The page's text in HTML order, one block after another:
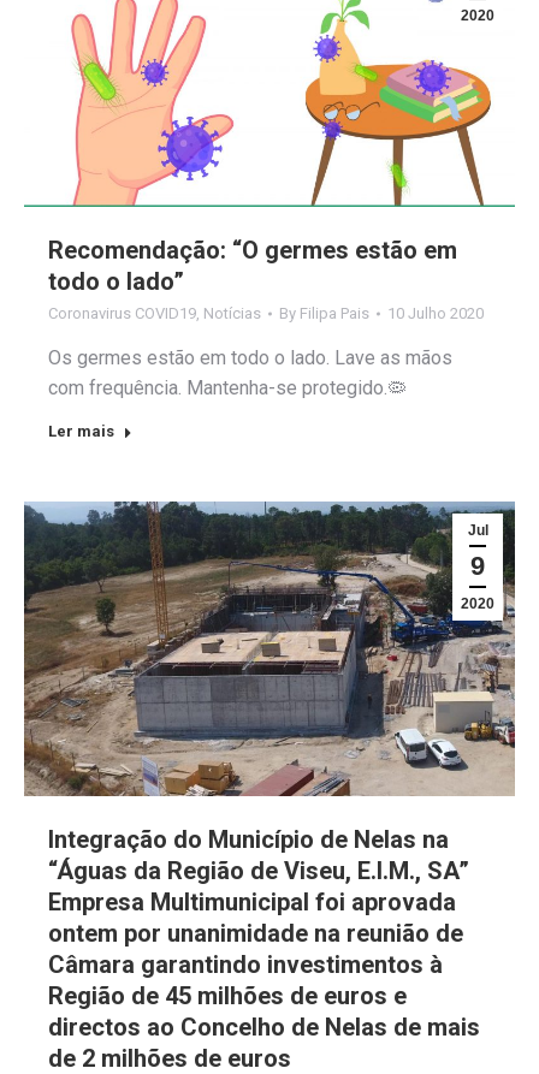
2020
Recomendação: “O germes estão em
todo o lado”
Coronavirus COVID19, Notícias By Filipa Pais 10 Julho 2020
Os germes estão em todo o lado. Lave as mãos
com frequência. Mantenha-se protegido.🦠
Ler mais
Jul
9
2020
Integração do Município de Nelas na
“Águas da Região de Viseu, E.I.M., SA”
Empresa Multimunicipal foi aprovada
ontem por unanimidade na reunião de
Câmara garantindo investimentos à
Região de 45 milhões de euros e
directos ao Concelho de Nelas de mais
de 2 milhões de euros